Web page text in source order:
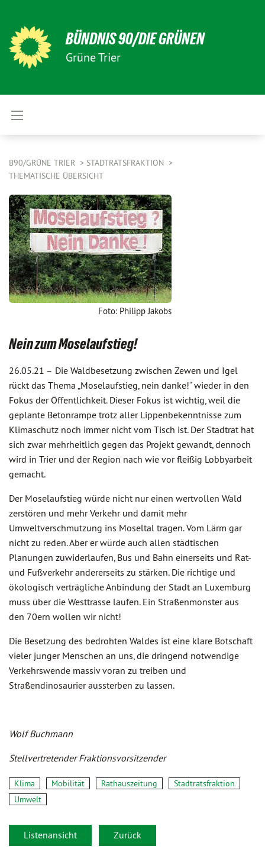
BÜNDNIS 90/DIE GRÜNEN
Grüne Trier
B90/GRÜNE TRIER
STADTRATSFRAKTION
THEMATISCHE ÜBERSICHT
Foto: Philipp Jakobs
Nein zum Moselaufstieg!
26.05.21 – Die Waldbesetzung zwischen Zewen und Igel
rückt das Thema „Moselaufstieg, nein danke!“ wieder in den
Fokus der Öffentlichkeit. Dieser Fokus ist wichtig, weil die
geplante Betonrampe trotz aller Lippenbekenntnisse zum
Klimaschutz noch immer nicht vom Tisch ist. Der Stadtrat hat
sich zwar mehrheitlich gegen das Projekt gewandt, dennoch
wird in Trier und der Region nach wie vor fleißig Lobbyarbeit
gemacht.
Der Moselaufstieg würde nicht nur einen wertvollen Wald
zerstören und mehr Verkehr und damit mehr
Umweltverschmutzung ins Moseltal tragen. Vom Lärm gar
nicht zu reden. Aber er würde auch allen städtischen
Planungen zuwiderlaufen, Bus und Bahn einerseits und Rat-
und Fußverkehr andererseits zu stärken. Die richtige und
ökologisch verträgliche Anbindung der Stadt an Luxemburg
muss über die Westtrasse laufen. Ein Straßenmonster aus
den 70ern wollen wir nicht!
Die Besetzung des bedrohten Waldes ist eine klare Botschaft
vieler junger Menschen an uns, die dringend notwendige
Verkehrswende massiv voran zu treiben und
Straßendinosaurier aussterben zu lassen.
Wolf Buchmann
Stellvertretender Fraktionsvorsitzender
Klima Mobilität Rathauszeitung
Stadtratsfraktion
Umwelt
Listenansicht Zurück